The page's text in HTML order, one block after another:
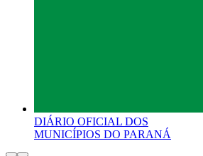
DIÁRIO OFICIAL DOS
MUNICÍPIOS DO PARANÁ